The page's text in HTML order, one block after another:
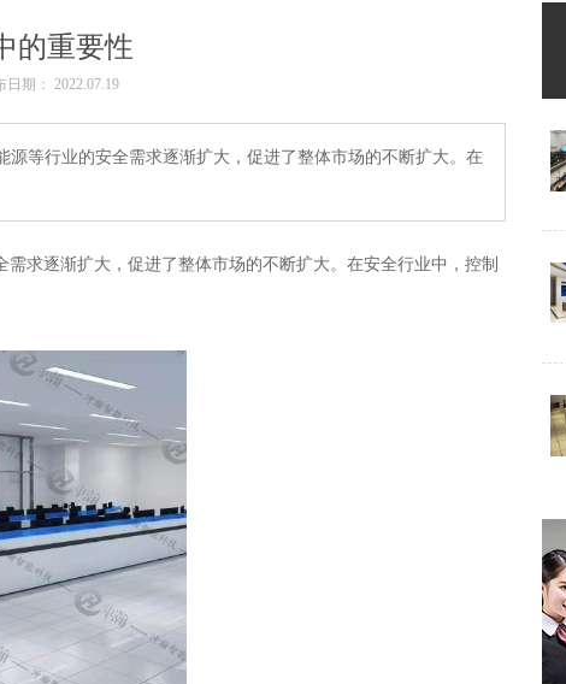
的重要性
日期： 2022.07.19
等行业的安全需求逐渐扩大，促进了整体市场的不断扩大。在
求逐渐扩大，促进了整体市场的不断扩大。在安全行业中，控制